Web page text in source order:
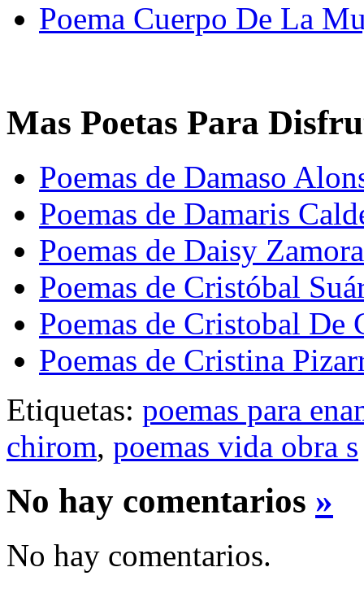
Poema Cuerpo De La
Mas Poetas Para
Poemas de Damaso
Poemas de Damaris
Poemas de Daisy Zamora
Poemas de Cristóbal
Poemas de Cristobal De
Poemas de Cristina
Etiquetas: poemas para
chirom, poemas vida obra s
No hay comentarios »
No hay comentarios.